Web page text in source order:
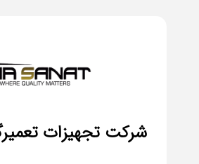
شرکت تجهیزات